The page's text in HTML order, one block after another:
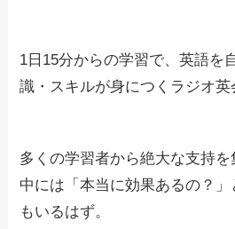
1日15分からの学習で、英語を
識・スキルが身につくラジオ英
多くの学習者から絶大な支持を
中には「本当に効果あるの？
もいるはず。